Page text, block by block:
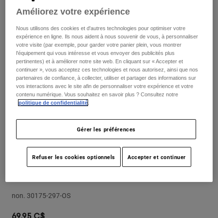
Goggles
Guards & Protection
Gloves
Jackets & Hydration Vests
Base Layers
Socks
Pants
Pads & Protection
Jackets
Gloves
Goggles
Bottles & Hydration Packs
Replacement Parts
Swim
Tout acheter
Womens
Hats
Sweatshirts
Jackets
Pants
Shorts
Tout acheter
Airspace & Main Replacement Rose
non. 30175-297-OS
Améliorez votre expérience
Nous utilisons des cookies et d'autres technologies pour optimiser votre
expérience en ligne. Ils nous aident à nous souvenir de vous, à personnaliser
votre visite (par exemple, pour garder votre panier plein, vous montrer
l'équipement qui vous intéresse et vous envoyer des publicités plus
pertinentes) et à améliorer notre site web. En cliquant sur « Accepter et
continuer », vous acceptez ces technologies et nous autorisez, ainsi que nos
partenaires de confiance, à collecter, utiliser et partager des informations sur
vos interactions avec le site afin de personnaliser votre expérience et votre
contenu numérique. Vous souhaitez en savoir plus ? Consultez notre
politique de confidentialité
Gérer les préférences
Refuser les cookies optionnels Accepter et continuer